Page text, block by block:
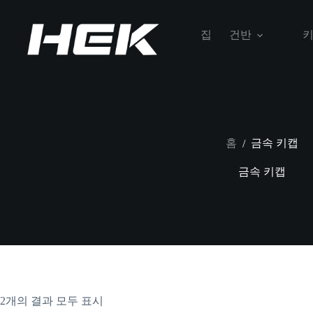
집 건반
홈 / 금속 키캡
금속 키캡
2개의 결과 모두 표시